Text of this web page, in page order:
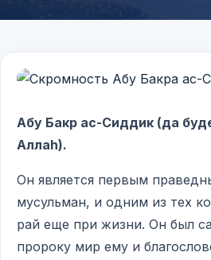
Абу Бакр ас-Сиддик (да
Аллаh).
Он является первым
мусульман, и одним из тех
рай еще при жизни. Он был
пророку мир ему и